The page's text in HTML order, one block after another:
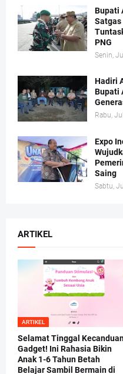
Bupati
Satgas
PNG
Senin,
Hadiri
Bupati
Rabu,
Expo
Saing
Sabtu,
ARTIKEL
ARTIKEL
Selamat Tinggal
Gadget! Ini Rahasia Bikin
Anak 1-6 Tahun Betah
Belajar Sambil Bermain di